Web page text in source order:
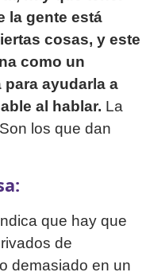
la gente está
cosas, y este
como un
ayudarla a
al hablar. La
los que dan
que hay que
de
demasiado en un